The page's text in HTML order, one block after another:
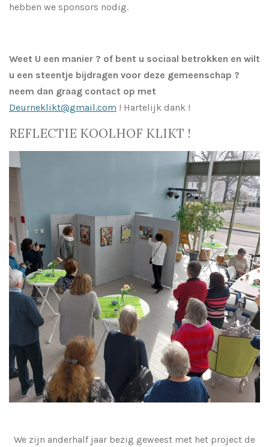
hebben we sponsors nodig.
Weet U een manier ? of bent u sociaal betrokken en wilt
u een steentje bijdragen voor deze gemeenschap ?
neem dan graag contact op met
Deurneklikt@gmail.com ! Hartelijk dank !
REFLECTIE KOOLHOF KLIKT !
We zijn anderhalf jaar bezig geweest met het project de